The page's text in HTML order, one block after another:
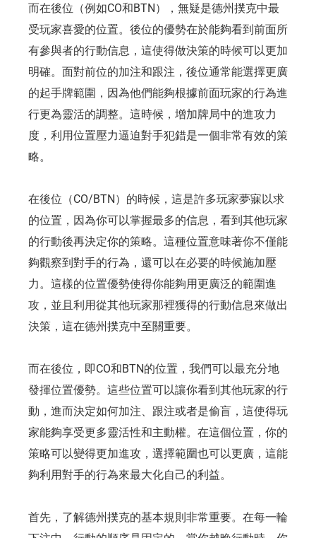
而在後位（例如CO和BTN），無疑是德州撲克中最
受玩家喜愛的位置。後位的優勢在於能夠看到前面所
有參與者的行動信息，這使得做決策的時候可以更加
明確。面對前位的加注和跟注，後位通常能選擇更廣
的起手牌範圍，因為他們能夠根據前面玩家的行為進
行更為靈活的調整。這時候，增加牌局中的進攻力
度，利用位置壓力逼迫對手犯錯是一個非常有效的策
略。
在後位（CO/BTN）的時候，這是許多玩家夢寐以求
的位置，因為你可以掌握最多的信息，看到其他玩家
的行動後再決定你的策略。這種位置意味著你不僅能
夠觀察到對手的行為，還可以在必要的時候施加壓
力。這樣的位置優勢使得你能夠用更廣泛的範圍進
攻，並且利用從其他玩家那裡獲得的行動信息來做出
決策，這在德州撲克中至關重要。
而在後位，即CO和BTN的位置，我們可以最充分地
發揮位置優勢。這些位置可以讓你看到其他玩家的行
動，進而決定如何加注、跟注或者是偷盲，這使得玩
家能夠享受更多靈活性和主動權。在這個位置，你的
策略可以變得更加進攻，選擇範圍也可以更廣，這能
夠利用對手的行為來最大化自己的利益。
首先，了解德州撲克的基本規則非常重要。在每一輪